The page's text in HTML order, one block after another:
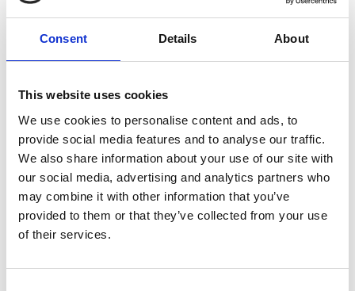
Consent Details About
This website uses cookies
We use cookies to personalise content and ads, to
provide social media features and to analyse our traffic.
We also share information about your use of our site with
our social media, advertising and analytics partners who
may combine it with other information that you’ve
provided to them or that they’ve collected from your use
of their services.
Diameter (mm)
Höjd (mm) 480